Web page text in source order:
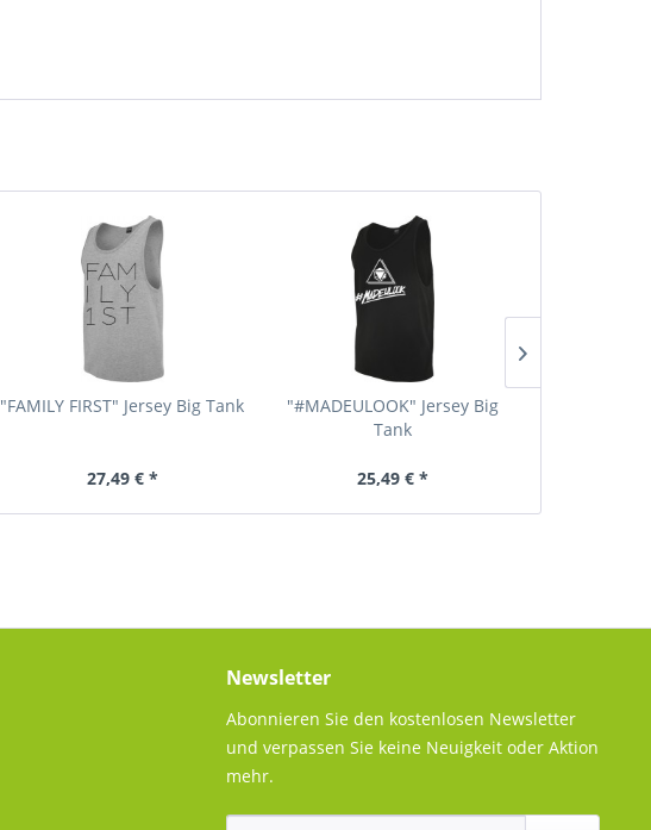
"FAMILY FIRST" Jersey Big Tank
27,49 € *
"#MADEULOOK" Jersey Big
Tank
25,49 € *
Newsletter
Abonnieren Sie den kostenlosen Newsletter
und verpassen Sie keine Neuigkeit oder Aktion
mehr.